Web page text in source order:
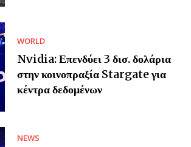
WORLD
Nvidia: Επενδύει 3 δισ. δολάρια
στην κοινοπραξία Stargate για
κέντρα δεδομένων
NEWS